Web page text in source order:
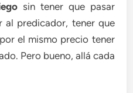
sin tener que pasar
al predicador, tener que
el mismo precio tener
Pero bueno, allá cada